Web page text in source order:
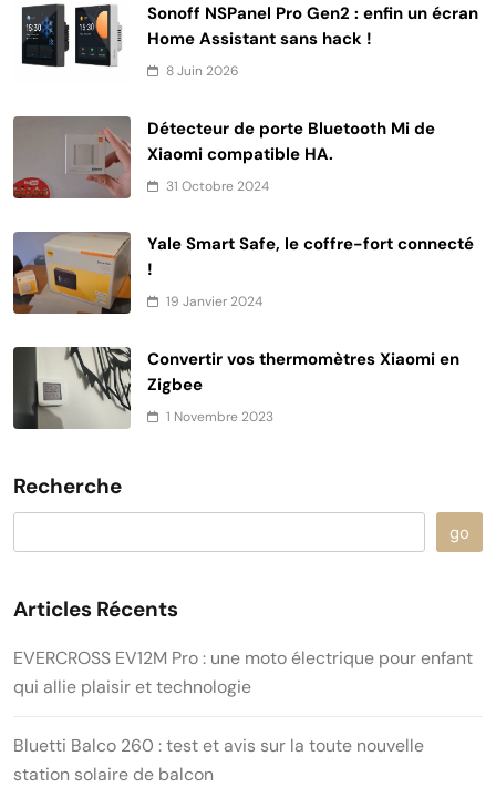
Sonoff NSPanel Pro Gen2 : enfin un écran
Home Assistant sans hack !
8 Juin 2026
Détecteur de porte Bluetooth Mi de
Xiaomi compatible HA.
31 Octobre 2024
Yale Smart Safe, le coffre-fort connecté
!
19 Janvier 2024
Convertir vos thermomètres Xiaomi en
Zigbee
1 Novembre 2023
Recherche
go
Articles Récents
EVERCROSS EV12M Pro : une moto électrique pour enfant
qui allie plaisir et technologie
Bluetti Balco 260 : test et avis sur la toute nouvelle
station solaire de balcon